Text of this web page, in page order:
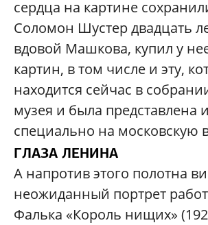
сердца на картине
Соломон Шустер двадцать
вдовой Машкова, купил у
картин, в том числе и эту,
находится сейчас в
музея и была представлена
специально на московскую
ГЛАЗА ЛЕНИНА
А напротив этого полотна
неожиданный портрет
Фалька «Король нищих»